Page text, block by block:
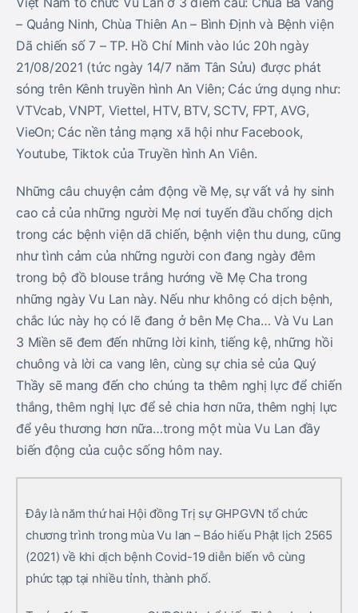
– Quảng Ninh, Chùa Thiên An – Bình Định và Bệnh viện
Dã chiến số 7 – TP. Hồ Chí Minh vào lúc 20h ngày
21/08/2021 (tức ngày 14/7 năm Tân Sửu) được phát
sóng trên Kênh truyền hình An Viên; Các ứng dụng như:
VTVcab, VNPT, Viettel, HTV, BTV, SCTV, FPT, AVG,
VieOn; Các nền tảng mạng xã hội như Facebook,
Youtube, Tiktok của Truyền hình An Viên.
Những câu chuyện cảm động về Mẹ, sự vất vả hy sinh
cao cả của những người Mẹ nơi tuyến đầu chống dịch
trong các bệnh viện dã chiến, bệnh viện thu dung, cũng
như tình cảm của những người con đang ngày đêm
trong bộ đồ blouse trắng hướng về Mẹ Cha trong
những ngày Vu Lan này. Nếu như không có dịch bệnh,
chắc lúc này họ có lẽ đang ở bên Mẹ Cha… Và Vu Lan
3 Miền sẽ đem đến những lời kinh, tiếng kệ, những hồi
chuông và lời ca vang lên, cùng sự chia sẻ của Quý
Thầy sẽ mang đến cho chúng ta thêm nghị lực để chiến
thắng, thêm nghị lực để sẻ chia hơn nữa, thêm nghị lực
để yêu thương hơn nữa…trong một mùa Vu Lan đầy
biến động của cuộc sống hôm nay.
Đây là năm thứ hai Hội đồng Trị sự GHPGVN tổ chức
chương trình trong mùa Vu lan – Báo hiếu Phật lịch 2565
(2021) về khi dịch bệnh Covid-19 diễn biến vô cùng
phức tạp tại nhiều tỉnh, thành phố.